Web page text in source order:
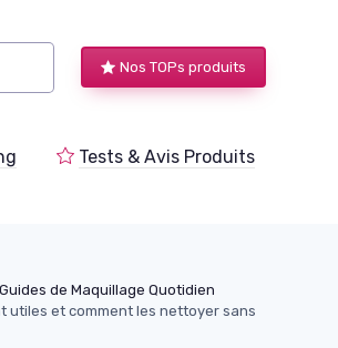
Nos TOPs produits
Tests & Avis Produits
Guides de Maquillage Quotidien
utiles et comment les nettoyer sans